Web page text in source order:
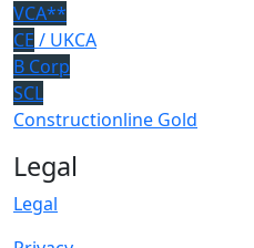
VCA**
CE / UKCA
B Corp
SCL
Constructionline Gold
Legal
Legal